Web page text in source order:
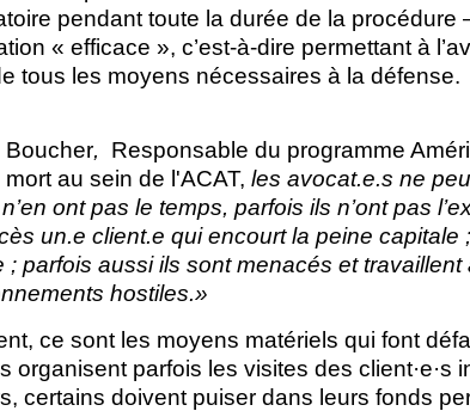
pendant toute la durée de la procédure
« efficace », c’est-à-dire permettant à
tous les moyens nécessaires à la défense.
Boucher,
Responsable du programme
au sein de l'ACAT, les avocat.e.s ne
ont pas le temps, parfois ils n’ont pas
un.e client.e qui encourt la peine capitale
; parfois aussi ils sont menacés et
hostiles.»
ce sont les moyens matériels qui font
organisent parfois les visites des client·e·s
certains doivent puiser dans leurs fonds